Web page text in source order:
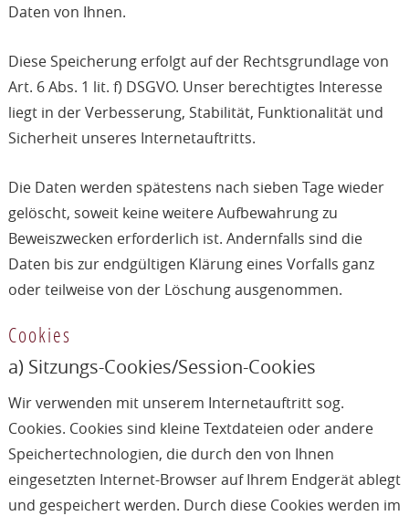
Daten von Ihnen.
Diese Speicherung erfolgt auf der Rechtsgrundlage von
Art. 6 Abs. 1 lit. f) DSGVO. Unser berechtigtes Interesse
liegt in der Verbesserung, Stabilität, Funktionalität und
Sicherheit unseres Internetauftritts.
Die Daten werden spätestens nach sieben Tage wieder
gelöscht, soweit keine weitere Aufbewahrung zu
Beweiszwecken erforderlich ist. Andernfalls sind die
Daten bis zur endgültigen Klärung eines Vorfalls ganz
oder teilweise von der Löschung ausgenommen.
Cookies
a) Sitzungs-Cookies/Session-Cookies
Wir verwenden mit unserem Internetauftritt sog.
Cookies. Cookies sind kleine Textdateien oder andere
Speichertechnologien, die durch den von Ihnen
eingesetzten Internet-Browser auf Ihrem Endgerät ablegt
und gespeichert werden. Durch diese Cookies werden im